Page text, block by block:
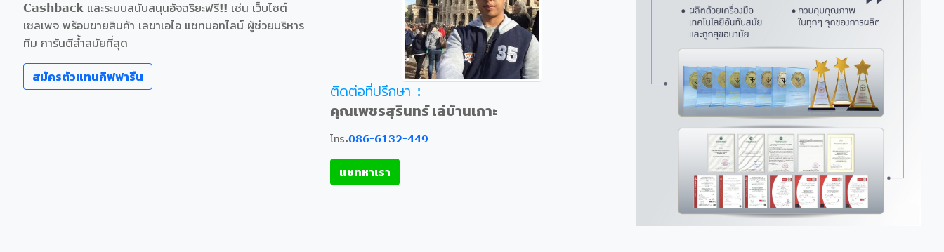
Cashback และระบบสนับสนุนอัจฉริยะฟรี!! เช่น เว็บไซต์
เซลเพจ พร้อมขายสินค้า เลขาเอไอ แชทบอทไลน์ ผู้ช่วยบริหาร
ทีม การันตีล้ำสมัยที่สุด
สมัครตัวแทนกิฟฟารีน
ติดต่อที่ปรึกษา :
คุณเพชรสุรินทร์ เล่บ้านเกาะ
โทร.086-6132-449
แชทหาเรา